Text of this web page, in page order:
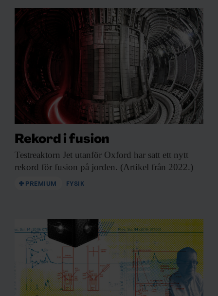
Rekord i fusion
Testreaktorn Jet utanför Oxford har satt ett nytt
rekord för fusion på jorden. (Artikel från 2022.)
PREMIUM FYSIK